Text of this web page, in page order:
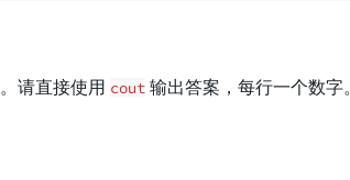
。请直接使用 cout输出答案，每行一个数字。